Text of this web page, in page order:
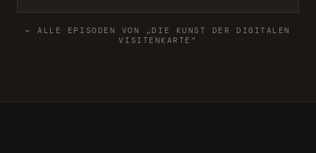
← ALLE EPISODEN VON „DIE KUNST DER DIGITALEN
VISITENKARTE"